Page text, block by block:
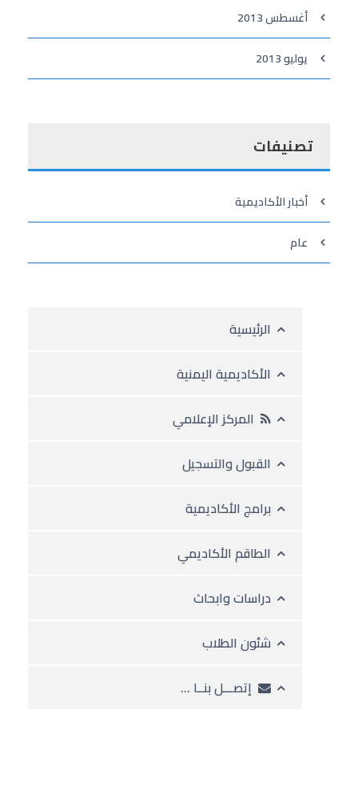
أغسطس 2013
يوليو 2013
تصنيفات
أخبار الأكاديمية
عام
الرئيسية
الأكاديمية اليمنية
المركز الإعلامي
القبول والتسجيل
برامج الأكاديمية
الطاقم الأكاديمي
دراسات وابحاث
شئون الطلاب
إتصـــل بنــا …